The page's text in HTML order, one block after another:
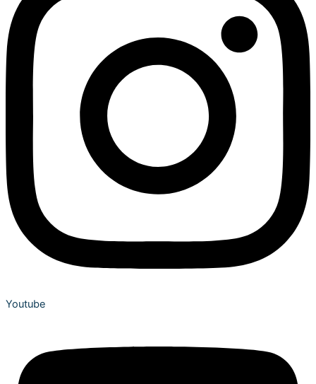
Youtube